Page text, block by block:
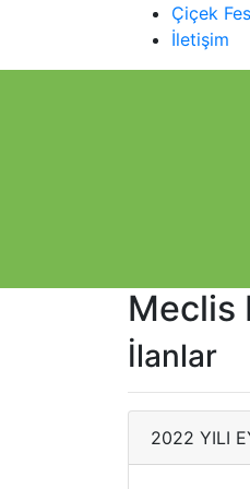
Çiçek
İletişim
Meclis
İlanlar
2022 YILI